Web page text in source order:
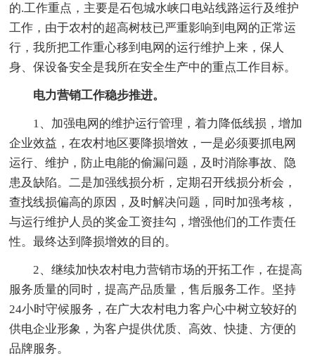
的.工作重点，主要是石包城水峡口电站线路运行及维护
工作，由于农村的超高树枝已严重影响到电网的正常运
行，我所把工作重心移到电网的运行维护上来，保人
身、保设备安全是我所在安全生产中的重点工作目标。
电力营销工作稳步推进。
1、加强电网的维护运行管理，着力降低线损，增加
企业效益，在农村地区要降损增效，一是必须要抓电网
运行、维护，防止电能的偷漏问题，及时消除事故、隐
患及缺陷。二是加强线损分析，定期召开线损分析会，
查找线损偏高的原因，及时解决问题，同时加强考核，
与运行维护人员的奖金工资挂勾，增强他们的工作责任
性。最终达到降损增效的目的。
2、继续加快农村电力营销市场的开拓工作，在提高
服务质量的同时，提高产品质量，售后服务工作。坚持
24小时守候服务，在广大农村电力客户心中树立较好的
供电企业形象，为客户提供优质、高效、快捷、方便的
品牌服务。